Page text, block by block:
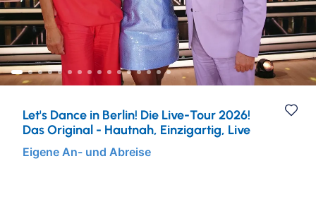
Städtereisen
Eventreisen
Musicalreisen
Elbphilharmonie Hamburg
Ruhr & Rhein
Europa
Mein Schiff Kombireisen
Mein Schiff Kreuzfahrten
Mosel Kreuzfahrten
Rhein Kreuzfahrten
Let's Dance in Berlin! Die Live-Tour 2026!
Das Original - Hautnah, Einzigartig, Live
Eigene An- und Abreise